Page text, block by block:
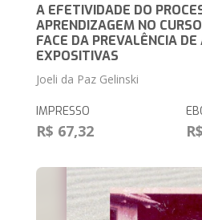
A EFETIVIDADE DO
APRENDIZAGEM NO
FACE DA PREVALÊNCIA DE
EXPOSITIVAS
Joeli da Paz Gelinski
IMPRESSO
R$ 67,32